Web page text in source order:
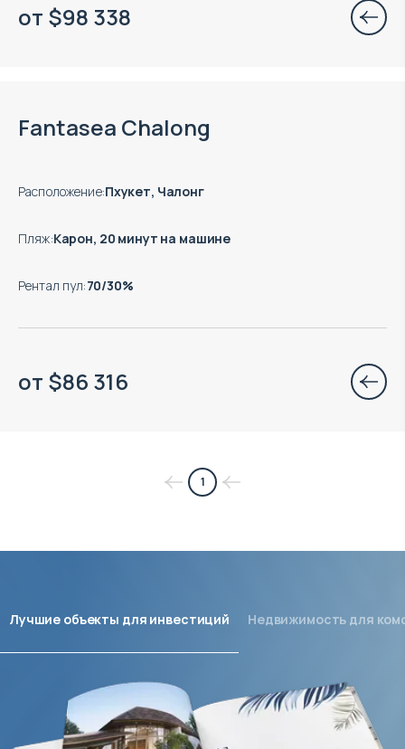
от $98 338
Fantasea Chalong
Расположение:Пхукет, Чалонг
Пляж:Карон, 20 минут на машине
Рентал пул:70/30%
от $86 316
1
Лучшие объекты для инвестиций Недвижимость для